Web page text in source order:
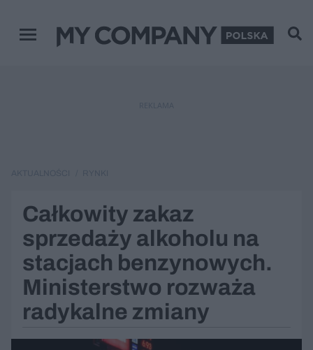
Menu główne
Całkowity zakaz
sprzedaży alkoholu na
stacjach benzynowych.
Ministerstwo rozważa
radykalne zmiany